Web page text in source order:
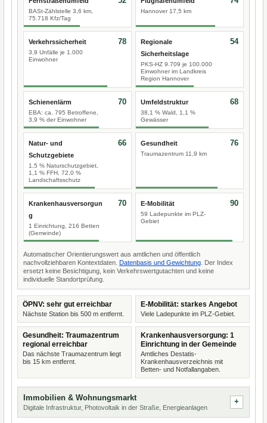
BASt-Zählstelle 3,6 km,
75.718 Kfz/Tag
Hannover 17,5 km
Verkehrssicherheit
3,9 Unfälle je 1.000
Einwohner
78
Regionale
Sicherheitslage
PKS-HZ 9.709 je 100.000
Einwohner im Landkreis
Region Hannover
54
Schienenlärm
EBA: ca. 795 Betroffene,
3,9 % der Einwohner
70 Umfeldstruktur
38,1 % Wald, 1,1 %
Gewässer
68
Natur- und
Schutzgebiete
1,5 % Naturschutzgebiet,
1,1 % FFH, 72,0 %
Landschaftsschutz
66 Gesundheit
Traumazentrum 11,9 km
76
Krankenhausversorgun
g
1 Einrichtung, 216 Betten
(Gemeinde)
70 E-Mobilität
59 Ladepunkte im PLZ-
Gebiet
90
Automatischer Orientierungswert aus amtlichen und öffentlich
nachvollziehbaren Kontextdaten. Datenbasis und Gewichtung . Der Index
ersetzt keine Besichtigung, kein Verkehrswertgutachten und keine
individuelle Standortprüfung.
ÖPNV: sehr gut erreichbar
Nächste Station bis 500 m entfernt.
E-Mobilität: starkes Angebot
Viele Ladepunkte im PLZ-Gebiet.
Gesundheit: Traumazentrum
regional erreichbar
Das nächste Traumazentrum liegt
bis 15 km entfernt.
Krankenhausversorgung: 1
Einrichtung in der Gemeinde
Amtliches Destatis-
Krankenhausverzeichnis mit
Betten- und Notfallangaben.
Immobilien & Wohnungsmarkt
Digitale Infrastruktur, Photovoltaik in der Straße, Energieanlagen